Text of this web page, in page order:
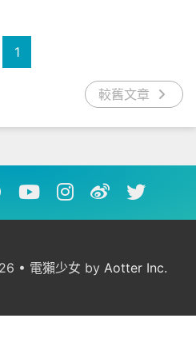
1
較舊文章
• 電獺少女 by Aotter Inc.